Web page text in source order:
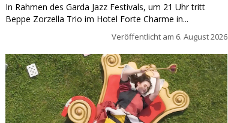
In Rahmen des Garda Jazz Festivals, um 21 Uhr tritt
Beppe Zorzella Trio im Hotel Forte Charme in...
Veröffentlicht am 6. August 2026